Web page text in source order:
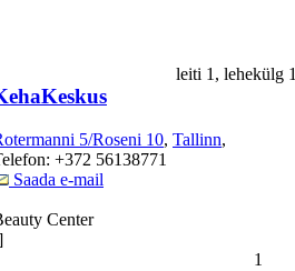
leiti 1,
5/Roseni 10, Tallinn,
+372 56138771
Saada e-mail
Center
1